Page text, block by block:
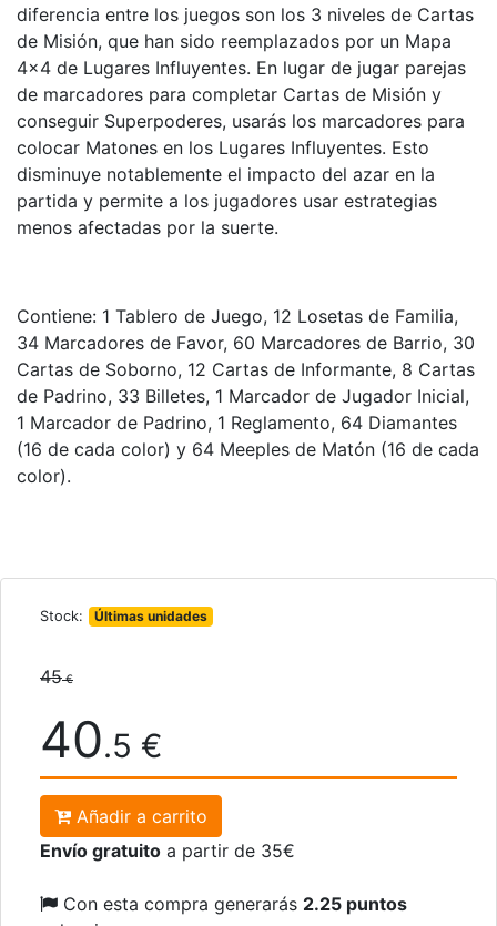
diferencia entre los juegos son los 3 niveles de Cartas
de Misión, que han sido reemplazados por un Mapa
4×4 de Lugares Influyentes. En lugar de jugar parejas
de marcadores para completar Cartas de Misión y
conseguir Superpoderes, usarás los marcadores para
colocar Matones en los Lugares Influyentes. Esto
disminuye notablemente el impacto del azar en la
partida y permite a los jugadores usar estrategias
menos afectadas por la suerte.
Contiene: 1 Tablero de Juego, 12 Losetas de Familia,
34 Marcadores de Favor, 60 Marcadores de Barrio, 30
Cartas de Soborno, 12 Cartas de Informante, 8 Cartas
de Padrino, 33 Billetes, 1 Marcador de Jugador Inicial,
1 Marcador de Padrino, 1 Reglamento, 64 Diamantes
(16 de cada color) y 64 Meeples de Matón (16 de cada
color).
Stock: Últimas unidades
45€
40.5 €
Añadir a carrito
Envío gratuito a partir de 35€
Con esta compra generarás 2.25 puntos